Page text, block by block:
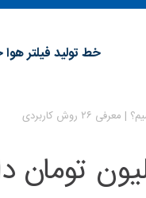
خط تولید فیلتر هوا